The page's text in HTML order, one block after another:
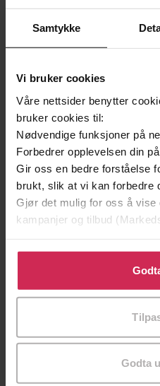
Samtykke
Vi bruker cookies
Våre nettsider benytter
bruker cookies til:
Nødvendige funksjoner på
Forbedrer opplevelsen din
Gir oss en bedre forståelse
brukt, slik at vi kan forbedre
Gjør det mulig for oss å vise
kampanjer og tilbud
Klikk på «Godta alle» for å
bruke cookies for alle disse
tilpasse ditt samtykke til
Godta
355,-
Intermediate Mandarin Chinese (Michel Thomas Method) - Full course
Michel Thomas